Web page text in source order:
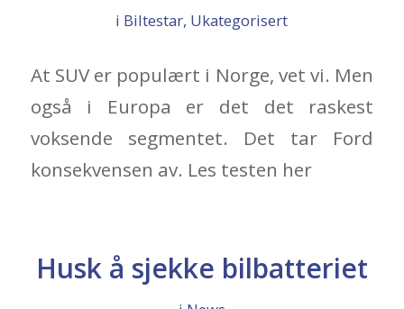
i Biltestar, Ukategorisert
At SUV er populært i Norge, vet vi. Men
også i Europa er det det raskest
voksende segmentet. Det tar Ford
konsekvensen av. Les testen her
Husk å sjekke bilbatteriet